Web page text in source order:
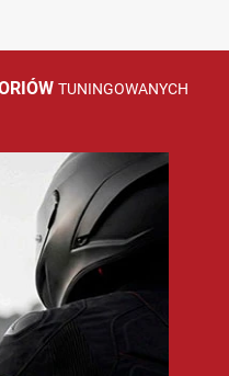
TUNINGOWANYCH